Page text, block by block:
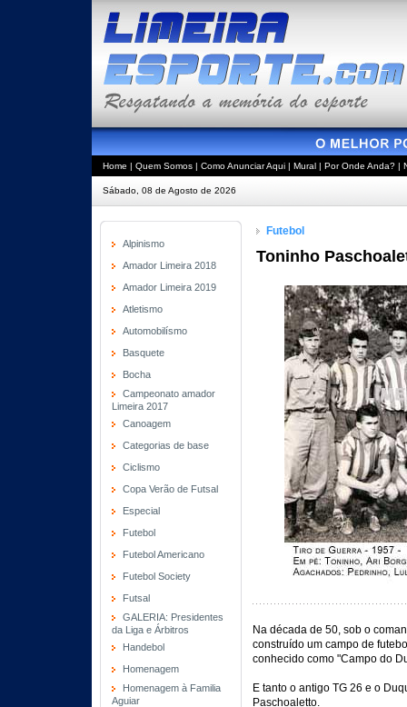
Home | Quem Somos | Como Anunciar Aqui | Mural | Por Onde Anda? |
Sábado, 08 de Agosto de 2026
Alpinismo
Amador Limeira 2018
Amador Limeira 2019
Atletismo
Automobilísmo
Basquete
Bocha
Campeonato amador
Limeira 2017
Canoagem
Categorias de base
Ciclismo
Copa Verão de Futsal
Especial
Futebol
Futebol Americano
Futebol Society
Futsal
GALERIA: Presidentes
da Liga e Árbitros
Handebol
Homenagem
Homenagem à Familia
Aguiar
Futebol
Toninho
Na década de 50, sob o
construído um campo de
conhecido como "Campo do
E tanto o antigo TG 26 e o
Paschoaletto.